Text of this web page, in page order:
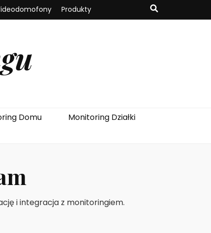
Produkty
Domu
Monitoring Działki
i integracja z monitoringiem.